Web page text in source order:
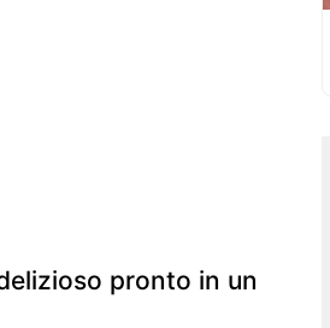
pronto in un